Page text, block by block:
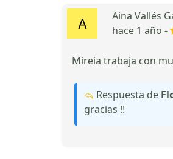
Aina Vallés
hace 1 año -
Mireia trabaja con
Respuesta de
gracias !!